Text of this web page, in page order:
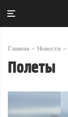
Главная Новости
Полеты